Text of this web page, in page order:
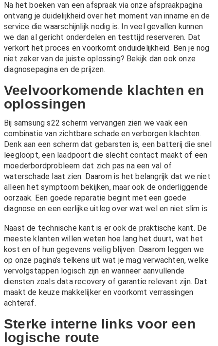
Na het boeken van een afspraak via onze afspraakpagina
ontvang je duidelijkheid over het moment van inname en de
service die waarschijnlijk nodig is. In veel gevallen kunnen
we dan al gericht onderdelen en testtijd reserveren. Dat
verkort het proces en voorkomt onduidelijkheid. Ben je nog
niet zeker van de juiste oplossing? Bekijk dan ook onze
diagnosepaginaen deprijzen.
Veelvoorkomende klachten en
oplossingen
Bij samsung s22 scherm vervangen zien we vaak een
combinatie van zichtbare schade en verborgen klachten.
Denk aan een scherm dat gebarsten is, een batterij die snel
leegloopt, een laadpoort die slecht contact maakt of een
moederbordprobleem dat zich pas na een val of
waterschade laat zien. Daarom is het belangrijk dat we niet
alleen het symptoom bekijken, maar ook de onderliggende
oorzaak. Een goede reparatie begint met een goede
diagnose en een eerlijke uitleg over wat wel en niet slim is.
Naast de technische kant is er ook de praktische kant. De
meeste klanten willen weten hoe lang het duurt, wat het
kost en of hun gegevens veilig blijven. Daarom leggen we
op onze pagina’s telkens uit wat je mag verwachten, welke
vervolgstappen logisch zijn en wanneer aanvullende
diensten zoals data recovery ofgarantie relevant zijn. Dat
maakt de keuze makkelijker en voorkomt verrassingen
achteraf.
Sterke interne links voor een
logische route